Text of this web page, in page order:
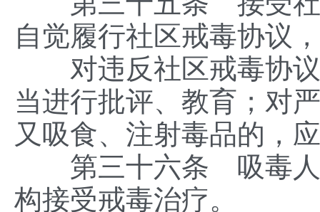
自觉履行社区戒毒协议
对违反社区戒毒协议
当进行批评、教育；对
又吸食、注射毒品的，
第三十六条 吸毒人
构接受戒毒治疗。